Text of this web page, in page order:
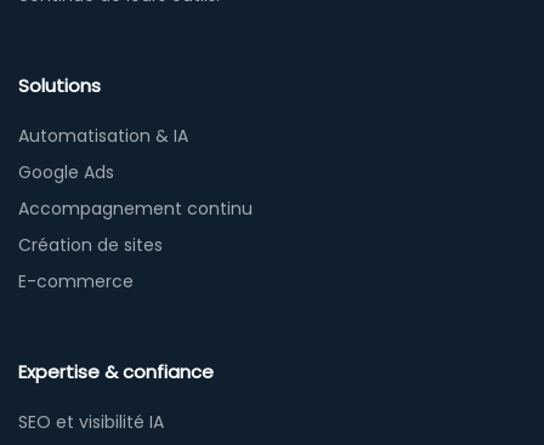
Solutions
Automatisation & IA
Google Ads
Accompagnement continu
Création de sites
E-commerce
Expertise & confiance
SEO et visibilité IA